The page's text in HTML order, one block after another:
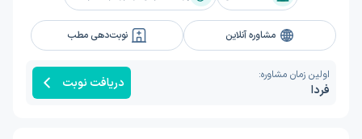
مشاوره آنلاین نوبت‌دهی مطب
اولین زمان مشاوره:
فردا دریافت نوبت